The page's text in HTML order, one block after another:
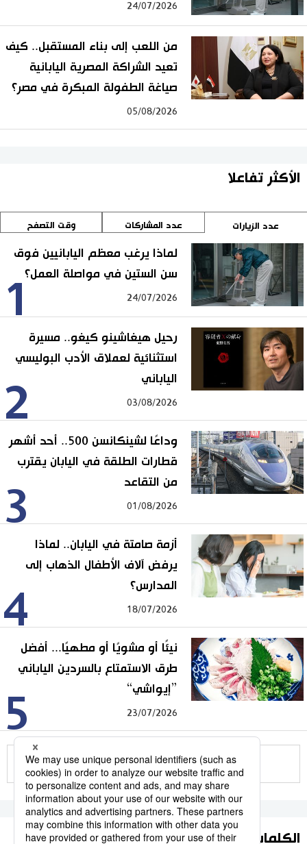
24/07/2026
من اللعب إلى بناء المستقبل.. كيف
تعيد الشراكة المصرية اليابانية
صياغة الطفولة المبكرة في مصر؟
05/08/2026
الأكثر تفاعلا
عدد الزيارات عدد المشاركات وقت التصفح
1
لماذا يرغب معظم اليابانيين فوق
سن الستين في مواصلة العمل؟
24/07/2026
2
رحيل هيغاشينو كيغو.. مسيرة
استثنائية لعملاق الأدب البوليسي
الياباني
03/08/2026
3
وداعًا لشينكانسن 500.. أحد أشهر
قطارات الطلقة في اليابان يقترب
من التقاعد
01/08/2026
4
أزمة صامتة في اليابان.. لماذا
يرفض آلاف الأطفال الذهاب إلى
المدارس؟
18/07/2026
5
نيئًا أو مشويًا أو مطهيًا... أفضل
طرق الاستمتاع بالسردين الياباني
”إيواشي“
23/07/2026
للمزيد
الكلمات الأكثر بحثا